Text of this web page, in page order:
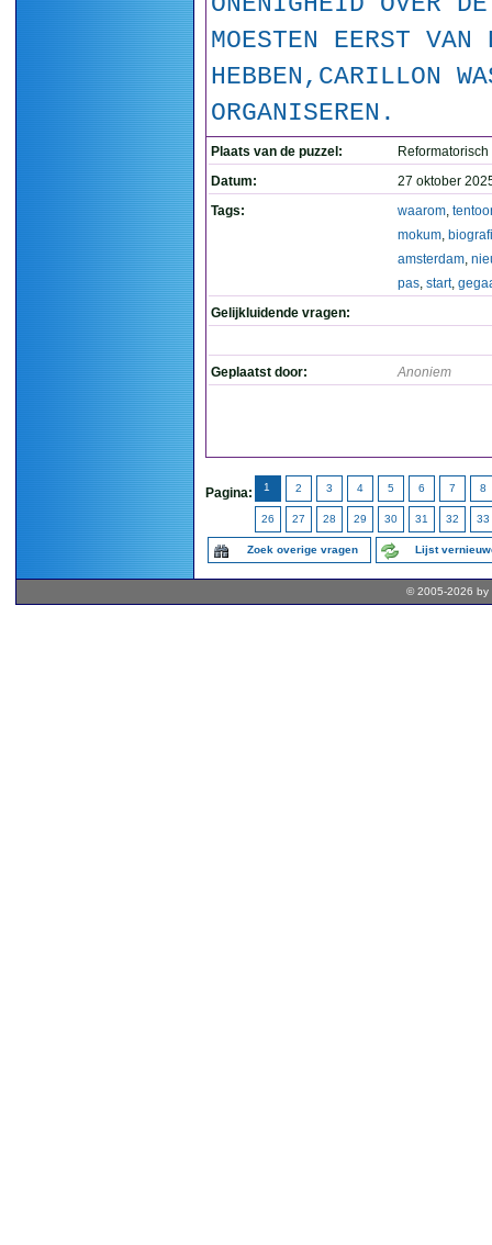
MOESTEN EERST VAN
HEBBEN,CARILLON
ORGANISEREN.
Plaats van de puzzel:
Datum:
27 oktober
Tags:
waarom,
mokum,
amsterdam,
pas, start,
Gelijkluidende vragen:
Geplaatst door: Anoniem
Pagina: 1 2 3 4 5 6 7 8
26 27 28 29 30 31 32 33
Zoek overige vragen Lijst
© 2005-2026 by